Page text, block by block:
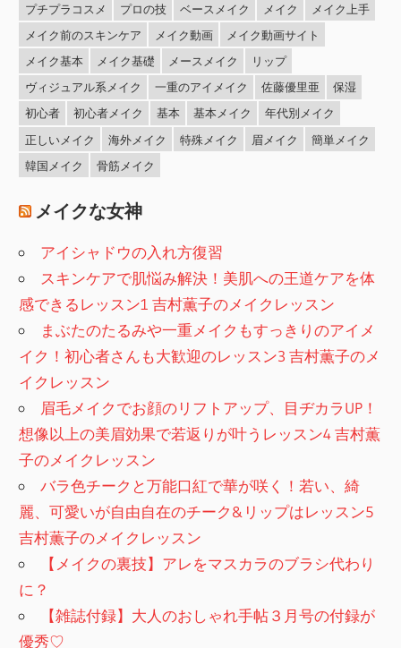
プチプラコスメ
プロの技 ベースメイク メイク
メイク上手
メイク前のスキンケア
メイク動画
メイク動画サイト
メイク基本
メイク基礎 メースメイク
リップ
ヴィジュアル系メイク
一重のアイメイク 佐藤優里亜
保湿
初心者
初心者メイク 基本 基本メイク
年代別メイク
正しいメイク
海外メイク 特殊メイク 眉メイク
簡単メイク
韓国メイク
骨筋メイク
メイクな女神
アイシャドウの入れ方復習
スキンケアで肌悩み解決！美肌への王道ケアを体
感できるレッスン1 吉村薫子のメイクレッスン
まぶたのたるみや一重メイクもすっきりのアイメ
イク！初心者さんも大歓迎のレッスン3 吉村薫子のメ
イクレッスン
眉毛メイクでお顔のリフトアップ、目ヂカラUP！
想像以上の美眉効果で若返りが叶うレッスン4 吉村薫
子のメイクレッスン
バラ色チークと万能口紅で華が咲く！若い、綺
麗、可愛いが自由自在のチーク&リップはレッスン5
吉村薫子のメイクレッスン
【メイクの裏技】アレをマスカラのブラシ代わり
に？
【雑誌付録】大人のおしゃれ手帖３月号の付録が
優秀♡